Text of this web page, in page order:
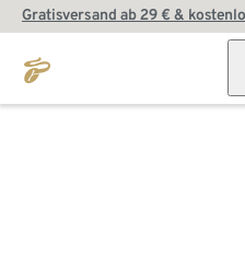
Gratisversand ab 29 € &